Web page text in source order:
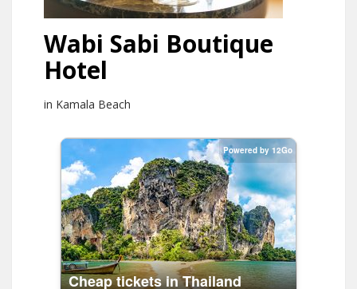
Wabi Sabi Boutique
Hotel
in Kamala Beach